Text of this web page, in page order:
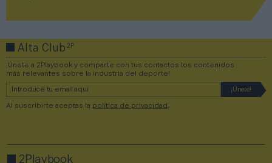
Alta Club2P
¡Únete a 2Playbook y comparte con tus contactos los contenidos
más relevantes sobre la industria del deporte!
Al suscribirte aceptas la política de privacidad
2Playbook